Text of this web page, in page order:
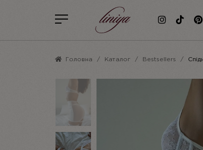
Головна Каталог Bestsellers